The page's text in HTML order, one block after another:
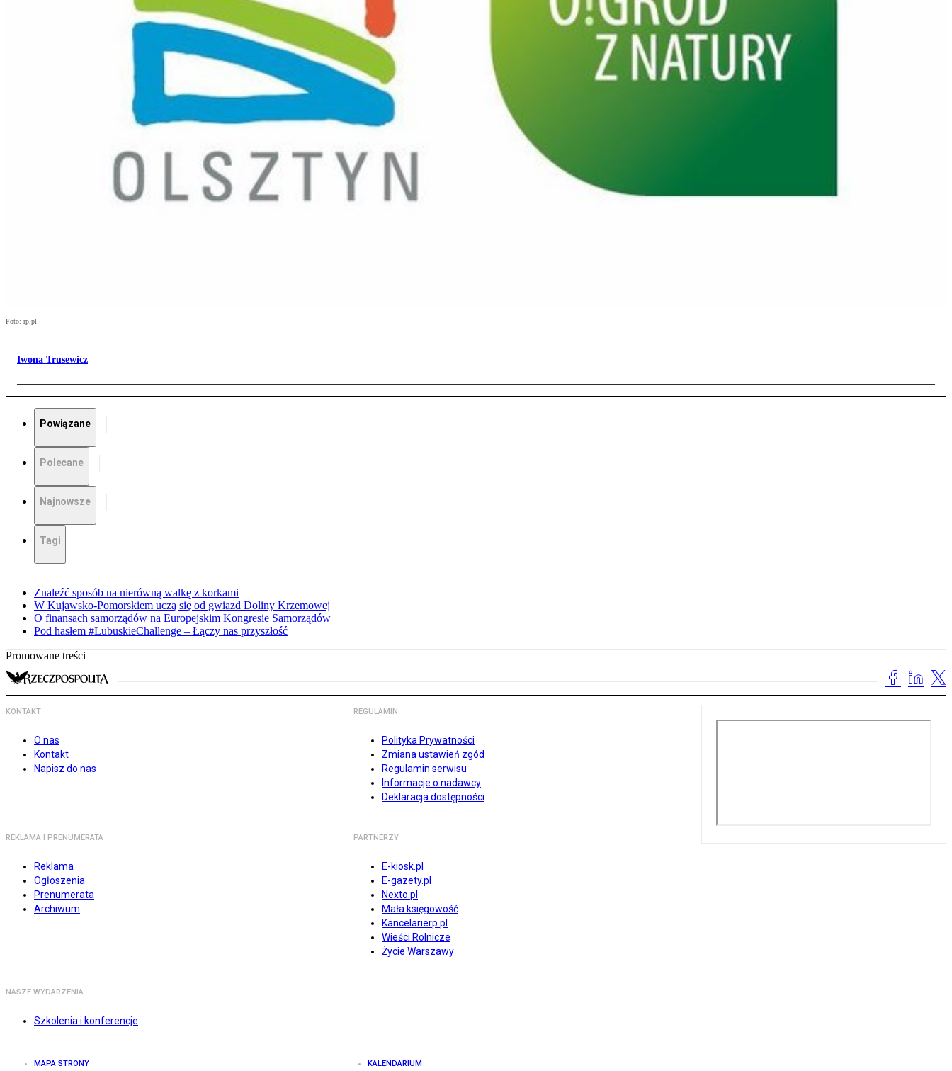
Foto: rp.pl
Iwona Trusewicz
Powiązane
Polecane
Najnowsze
Tagi
Znaleźć sposób na nierówną walkę z korkami
W Kujawsko-Pomorskiem uczą się od gwiazd Doliny Krzemowej
O finansach samorządów na Europejskim Kongresie Samorządów
Pod hasłem #LubuskieChallenge – Łączy nas przyszłość
Promowane treści
KONTAKT
O nas
Kontakt
Napisz do nas
REGULAMIN
Polityka Prywatności
Zmiana ustawień zgód
Regulamin serwisu
Informacje o nadawcy
Deklaracja dostępności
REKLAMA I PRENUMERATA
Reklama
Ogłoszenia
Prenumerata
Archiwum
PARTNERZY
E-kiosk.pl
E-gazety.pl
Nexto.pl
Mała księgowość
Kancelarierp.pl
Wieści Rolnicze
Życie Warszawy
NASZE WYDARZENIA
Szkolenia i konferencje
MAPA STRONY KALENDARIUM